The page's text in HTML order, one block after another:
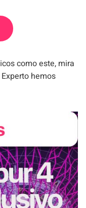
como este, mira
hemos